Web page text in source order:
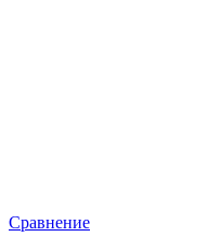
Сравнение